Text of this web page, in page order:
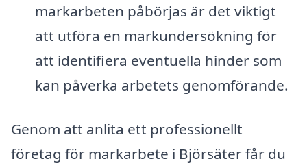
markarbeten påbörjas är det viktigt
att utföra en markundersökning för
att identifiera eventuella hinder som
kan påverka arbetets genomförande.
Genom att anlita ett professionellt
företag för markarbete i Björsäter får du